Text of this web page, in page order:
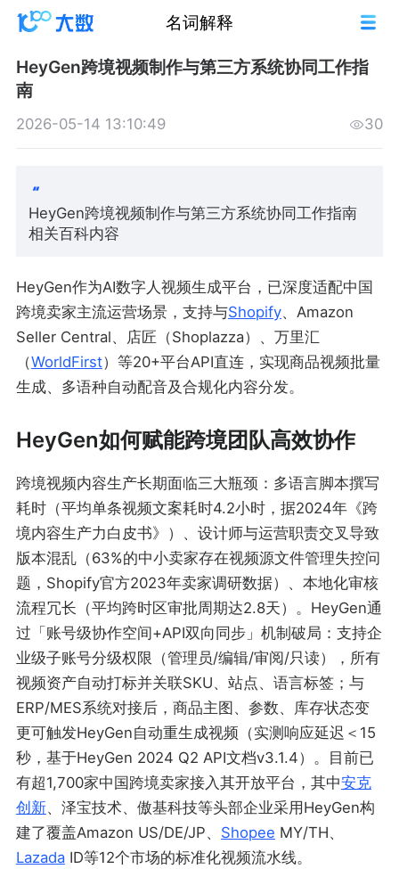
名词解释
HeyGen跨境视频制作与第三方系统协同工作指
南
2026-05-14 13:10:49 30
HeyGen跨境视频制作与第三方系统协同工作指南
相关百科内容
HeyGen作为AI数字人视频生成平台，已深度适配中国
跨境卖家主流运营场景，支持与Shopify、Amazon
Seller Central、店匠（Shoplazza）、万里汇
（WorldFirst）等20+平台API直连，实现商品视频批量
生成、多语种自动配音及合规化内容分发。
HeyGen如何赋能跨境团队高效协作
跨境视频内容生产长期面临三大瓶颈：多语言脚本撰写
耗时（平均单条视频文案耗时4.2小时，据2024年《跨
境内容生产力白皮书》）、设计师与运营职责交叉导致
版本混乱（63%的中小卖家存在视频源文件管理失控问
题，Shopify官方2023年卖家调研数据）、本地化审核
流程冗长（平均跨时区审批周期达2.8天）。HeyGen通
过「账号级协作空间+API双向同步」机制破局：支持企
业级子账号分级权限（管理员/编辑/审阅/只读），所有
视频资产自动打标并关联SKU、站点、语言标签；与
ERP/MES系统对接后，商品主图、参数、库存状态变
更可触发HeyGen自动重生成视频（实测响应延迟＜15
秒，基于HeyGen 2024 Q2 API文档v3.1.4）。目前已
有超1,700家中国跨境卖家接入其开放平台，其中安克
创新、泽宝技术、傲基科技等头部企业采用HeyGen构
建了覆盖Amazon US/DE/JP、 Shopee MY/TH、
LazadaID等12个市场的标准化视频流水线。